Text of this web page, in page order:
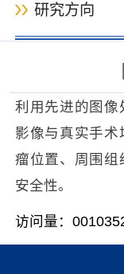
研究方向
利用先进的图
影像与真实手
瘤位置、周围组
安全性。
访问量：